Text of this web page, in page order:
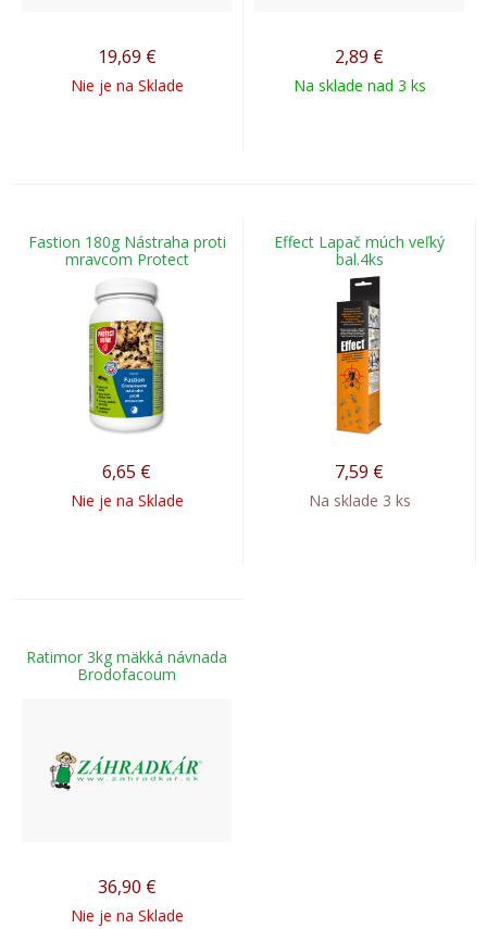
19,69 €
Nie je na Sklade
2,89 €
Na sklade nad 3 ks
Fastion 180g Nástraha proti
mravcom Protect
6,65 €
Nie je na Sklade
Effect Lapač múch veľký
bal.4ks
7,59 €
Na sklade 3 ks
Ratimor 3kg mäkká návnada
Brodofacoum
36,90 €
Nie je na Sklade